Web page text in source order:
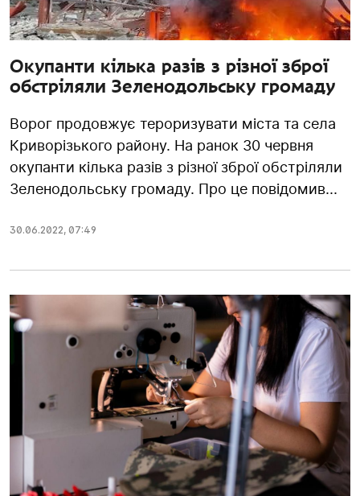
Окупанти кілька разів з різної зброї
обстріляли Зеленодольську громаду
Ворог продовжує тероризувати міста та села
Криворізького району. На ранок 30 червня
окупанти кілька разів з різної зброї обстріляли
Зеленодольську громаду. Про це повідомив...
30.06.2022, 07:49